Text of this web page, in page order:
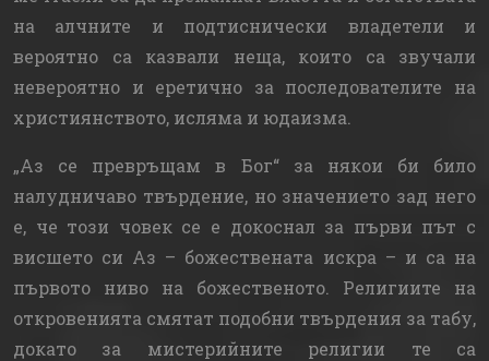
на алчните и подтиснически владетели и
вероятно са казвали неща, които са звучали
невероятно и еретично за последователите на
християнството, исляма и юдаизма.
„Аз се превръщам в Бог“ за някои би било
налудничаво твърдение, но значението зад него
е, че този човек се е докоснал за първи път с
висшето си Аз – божествената искра – и са на
първото ниво на божественото. Религиите на
откровенията смятат подобни твърдения за табу,
докато за мистерийните религии те са